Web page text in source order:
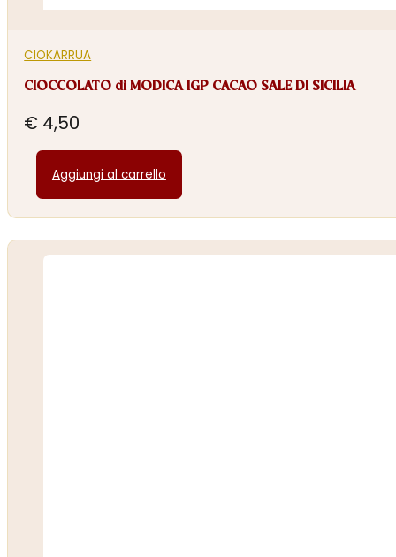
CIOKARRUA
CIOCCOLATO di MODICA IGP CACAO SALE DI SICILIA
€ 4,50
Aggiungi al carrello